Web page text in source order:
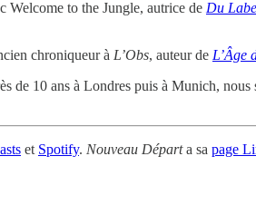
to the Jungle, autrice de Du
chroniqueur à L’Obs, auteur de L’Âge
de 10 ans à Londres puis à Munich, nous
et Spotify. Nouveau Départa sa page